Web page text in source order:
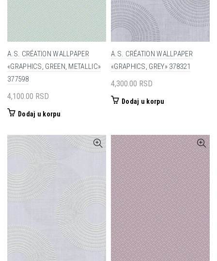
A.S. CRÉATION WALLPAPER
«GRAPHICS, GREEN, METALLIC»
377598
4,100.00 RSD
Dodaj u korpu
A.S. CRÉATION WALLPAPER
«GRAPHICS, GREY» 378321
4,300.00 RSD
Dodaj u korpu